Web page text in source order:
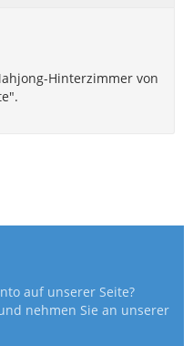
Hinterzimmer von
auf unserer Seite?
nehmen Sie an unserer